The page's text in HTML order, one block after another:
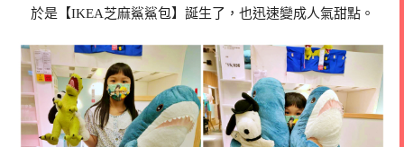
於是【IKEA芝麻鯊鯊包】誕生了，也迅速變成人氣甜點。